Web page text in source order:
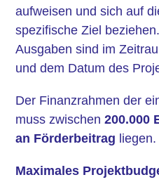
aufweisen und sich auf
spezifische Ziel
Ausgaben sind im
und dem Datum des
Der Finanzrahmen der
muss zwischen200.000
an Förderbeitrag liegen.
Maximales